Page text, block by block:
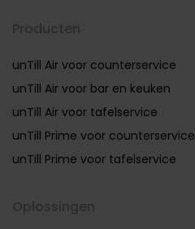
unTill Air voor counterservice
unTill Air voor bar en keuken
unTill Air voor tafelservice
unTill Prime voor counterservice
unTill Prime voor tafelservice